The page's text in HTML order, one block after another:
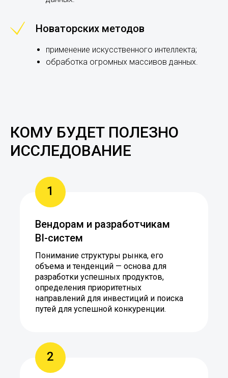
Новаторских методов
применение искусственного интеллекта;
обработка огромных массивов данных.
КОМУ БУДЕТ ПОЛЕЗНО
ИССЛЕДОВАНИЕ
Вендорам и разработчикам
BI-систем
Понимание структуры рынка, его
объема и тенденций — основа для
разработки успешных продуктов,
определения приоритетных
направлений для инвестиций и поиска
путей для успешной конкуренции.
1
2